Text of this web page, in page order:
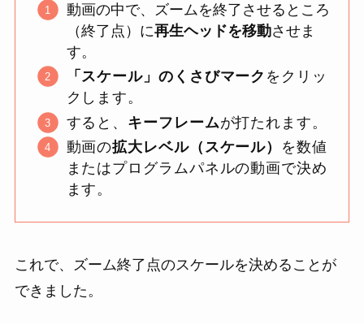
動画の中で、ズームを終了させるところ
（終了点）に再生ヘッドを移動させま
す。
「スケール」のくさびマーク をクリッ
クします。
すると、 キーフレームが打たれます。
動画の拡大レベル（スケール） を数値
またはプログラムパネルの動画で決め
ます。
これで、ズーム終了点のスケールを決めることが
できました。